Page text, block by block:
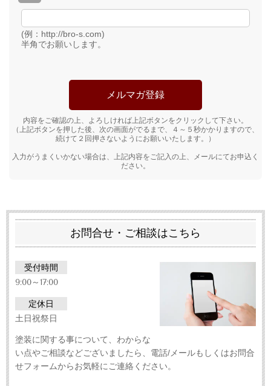
(例：http://bro-s.com)
半角でお願いします。
内容をご確認の上、よろしければ上記ボタンをクリックして下さい。
（上記ボタンを押した後、次の画面がでるまで、４～５秒かかりますので、
続けて２回押さないようにお願いいたします。）
入力がうまくいかない場合は、上記内容をご記入の上、メールにてお申込く
ださい。
お問合せ・ご相談はこちら
受付時間
9:00～17:00
定休日
土日祝祭日
塗装に関する事について、わからな
い点やご相談などございましたら、電話/メールもしくはお問合
せフォームからお気軽にご連絡ください。